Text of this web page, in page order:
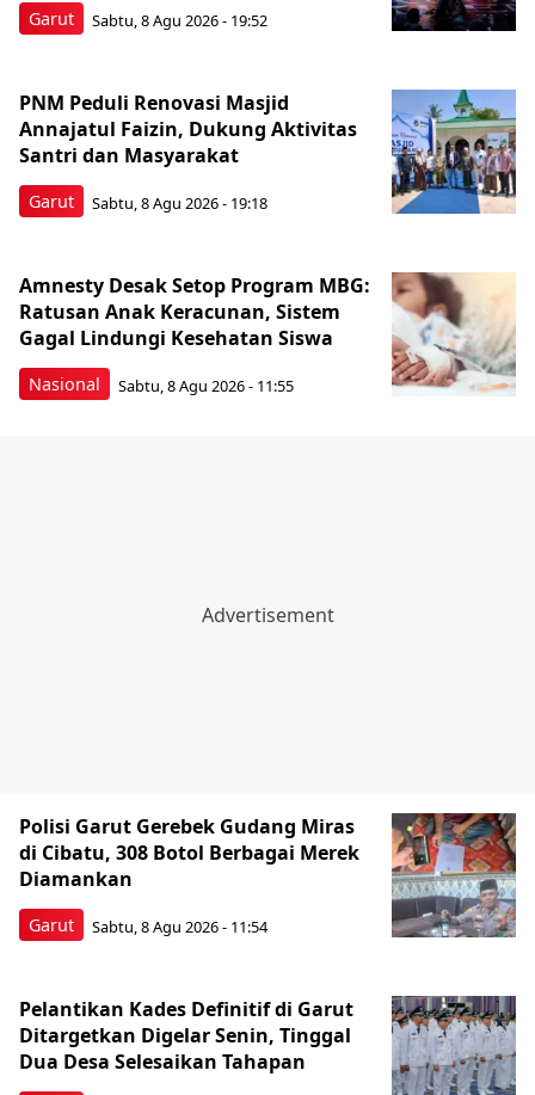
Garut Sabtu, 8 Agu 2026 - 19:52
Garut
PNM Peduli Renovasi Masjid
Annajatul Faizin, Dukung Aktivitas
Santri dan Masyarakat
Sabtu, 8 Agu 2026 - 19:18
Nasional
Amnesty Desak Setop Program MBG:
Ratusan Anak Keracunan, Sistem
Gagal Lindungi Kesehatan Siswa
Sabtu, 8 Agu 2026 - 11:55
Garut
Polisi Garut Gerebek Gudang Miras
di Cibatu, 308 Botol Berbagai Merek
Diamankan
Sabtu, 8 Agu 2026 - 11:54
Pelantikan Kades Definitif di Garut
Ditargetkan Digelar Senin, Tinggal
Dua Desa Selesaikan Tahapan